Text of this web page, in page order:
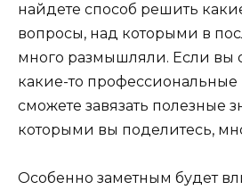
найдете способ решить
вопросы, над которыми в
много размышляли. Если вы
какие-то профессиональные
сможете завязать полезные
которыми вы поделитесь,
Особенно заметным будет